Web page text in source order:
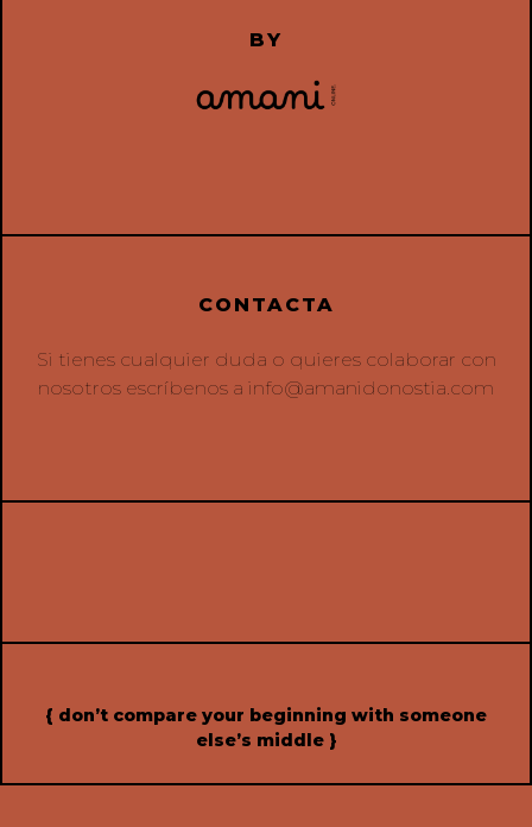
BY
CONTACTA
Si tienes cualquier duda o quieres colaborar con
nosotros escríbenos a info@amanidonostia.com
{ don’t compare your beginning with someone
else’s middle }